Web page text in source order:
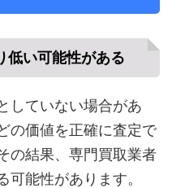
低い可能性がある
していない場合があ
の価値を正確に査定で
の結果、専門買取業者
可能性があります。